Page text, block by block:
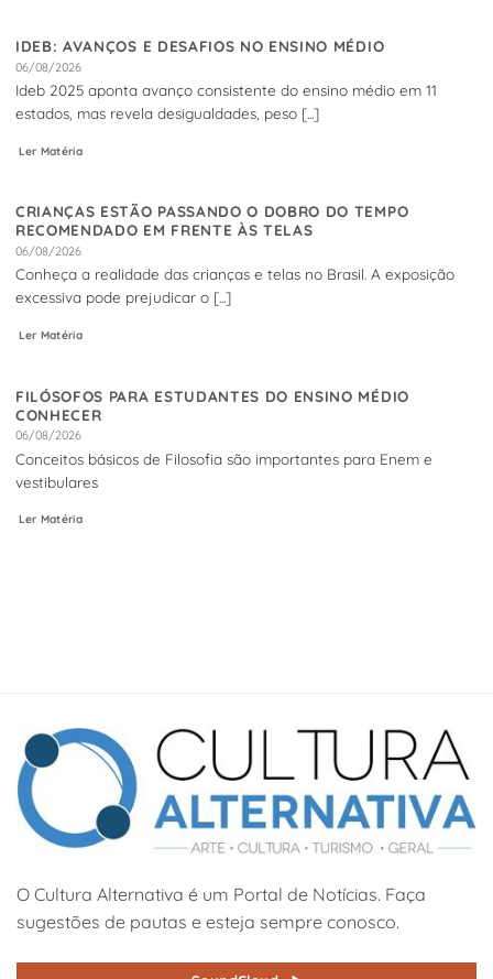
IDEB: AVANÇOS E DESAFIOS NO ENSINO MÉDIO
06/08/2026
Ideb 2025 aponta avanço consistente do ensino médio em 11
estados, mas revela desigualdades, peso [...]
Ler Matéria
CRIANÇAS ESTÃO PASSANDO O DOBRO DO TEMPO
RECOMENDADO EM FRENTE ÀS TELAS
06/08/2026
Conheça a realidade das crianças e telas no Brasil. A exposição
excessiva pode prejudicar o [...]
Ler Matéria
FILÓSOFOS PARA ESTUDANTES DO ENSINO MÉDIO
CONHECER
06/08/2026
Conceitos básicos de Filosofia são importantes para Enem e
vestibulares
Ler Matéria
O Cultura Alternativa é um Portal de Notícias. Faça
sugestões de pautas e esteja sempre conosco.